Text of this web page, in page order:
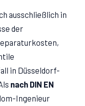
ausschließlich in
der
in Düsseldorf-
nach DIN EN
Ingenieur